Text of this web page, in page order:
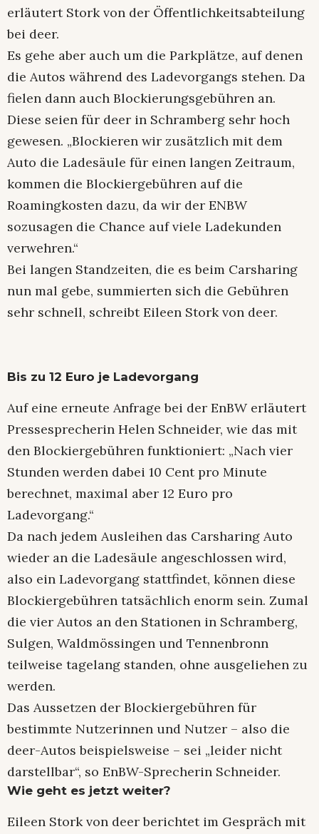
erläutert Stork von der Öffentlichkeitsabteilung
bei deer.
Es gehe aber auch um die Parkplätze, auf denen
die Autos während des Ladevorgangs stehen. Da
fielen dann auch Blockierungsgebühren an.
Diese seien für deer in Schramberg sehr hoch
gewesen. „Blockieren wir zusätzlich mit dem
Auto die Ladesäule für einen langen Zeitraum,
kommen die Blockiergebühren auf die
Roamingkosten dazu, da wir der ENBW
sozusagen die Chance auf viele Ladekunden
verwehren.“
Bei langen Standzeiten, die es beim Carsharing
nun mal gebe, summierten sich die Gebühren
sehr schnell, schreibt Eileen Stork von deer.
Bis zu 12 Euro je Ladevorgang
Auf eine erneute Anfrage bei der EnBW erläutert
Pressesprecherin Helen Schneider, wie das mit
den Blockiergebühren funktioniert: „Nach vier
Stunden werden dabei 10 Cent pro Minute
berechnet, maximal aber 12 Euro pro
Ladevorgang.“
Da nach jedem Ausleihen das Carsharing Auto
wieder an die Ladesäule angeschlossen wird,
also ein Ladevorgang stattfindet, können diese
Blockiergebühren tatsächlich enorm sein. Zumal
die vier Autos an den Stationen in Schramberg,
Sulgen, Waldmössingen und Tennenbronn
teilweise tagelang standen, ohne ausgeliehen zu
werden.
Das Aussetzen der Blockiergebühren für
bestimmte Nutzerinnen und Nutzer – also die
deer-Autos beispielsweise – sei „leider nicht
darstellbar“, so EnBW-Sprecherin Schneider.
Wie geht es jetzt weiter?
Eileen Stork von deer berichtet im Gespräch mit